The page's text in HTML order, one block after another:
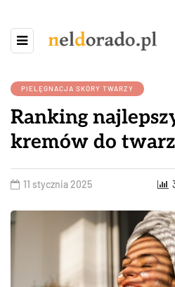
PIELĘGNACJA SKÓRY TWARZY
Ranking
kremów do
11 stycznia 2025